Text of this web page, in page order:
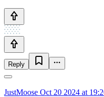
Reply
JustMoose Oct 20 2024 at